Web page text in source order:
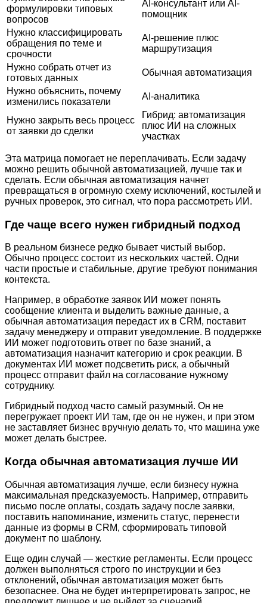
формулировки типовых
вопросов
AI-консультант или AI-
помощник
Нужно классифицировать
обращения по теме и
срочности
AI-решение плюс
маршрутизация
Нужно собрать отчет из
готовых данных
Обычная автоматизация
Нужно объяснить, почему
изменились показатели
AI-аналитика
Нужно закрыть весь процесс
от заявки до сделки
Гибрид: автоматизация
плюс ИИ на сложных
участках
Эта матрица помогает не переплачивать. Если задачу
можно решить обычной автоматизацией, лучше так и
сделать. Если обычная автоматизация начнет
превращаться в огромную схему исключений, костылей и
ручных проверок, это сигнал, что пора рассмотреть ИИ.
Где чаще всего нужен гибридный подход
В реальном бизнесе редко бывает чистый выбор.
Обычно процесс состоит из нескольких частей. Одни
части простые и стабильные, другие требуют понимания
контекста.
Например, в обработке заявок ИИ может понять
сообщение клиента и выделить важные данные, а
обычная автоматизация передаст их в CRM, поставит
задачу менеджеру и отправит уведомление. В поддержке
ИИ может подготовить ответ по базе знаний, а
автоматизация назначит категорию и срок реакции. В
документах ИИ может подсветить риск, а обычный
процесс отправит файл на согласование нужному
сотруднику.
Гибридный подход часто самый разумный. Он не
перегружает проект ИИ там, где он не нужен, и при этом
не заставляет бизнес вручную делать то, что машина уже
может делать быстрее.
Когда обычная автоматизация лучше ИИ
Обычная автоматизация лучше, если бизнесу нужна
максимальная предсказуемость. Например, отправить
письмо после оплаты, создать задачу после заявки,
поставить напоминание, изменить статус, перенести
данные из формы в CRM, сформировать типовой
документ по шаблону.
Еще один случай — жесткие регламенты. Если процесс
должен выполняться строго по инструкции и без
отклонений, обычная автоматизация может быть
безопаснее. Она не будет интерпретировать запрос, не